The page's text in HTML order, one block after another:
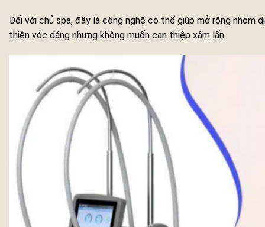
Đối với chủ spa, đây là công nghệ có thể giúp mở rộng nhóm
thiện vóc dáng nhưng không muốn can thiệp xâm lấn.